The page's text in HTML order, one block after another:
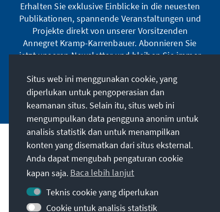
Erhalten Sie exklusive Einblicke in die neuesten
Publikationen, spannende Veranstaltungen und
Projekte direkt von unserer Vorsitzenden
Annegret Kramp-Karrenbauer. Abonnieren Sie
jetzt unseren Newsletter und bleiben Sie immer
Jetzt abonnieren
Misi kami
Kontak
Penawaran lebih lanjut dari yayasan
Situs web ini menggunakan cookie, yang
diperlukan untuk pengoperasian dan
keamanan situs. Selain itu, situs web ini
mengumpulkan data pengguna anonim untuk
analisis statistik dan untuk menampilkan
konten yang disematkan dari situs eksternal.
Anda dapat mengubah pengaturan cookie
kapan saja. Baca lebih lanjut
Teknis cookie yang diperlukan
Cookie untuk analisis statistik